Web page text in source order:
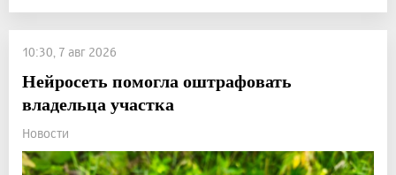
10:30, 7 авг 2026
Нейросеть помогла оштрафовать
владельца участка
Новости